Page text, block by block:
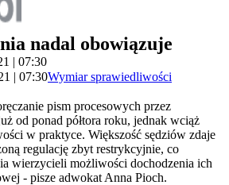
nadal obowiązuje
| 07:30
| 07:30Wymiar sprawiedliwości
pism procesowych przez
od ponad półtora roku, jednak wciąż
w praktyce. Większość sędziów zdaje
regulację zbyt restrykcyjnie, co
wierzycieli możliwości dochodzenia ich
- pisze adwokat Anna Pioch.